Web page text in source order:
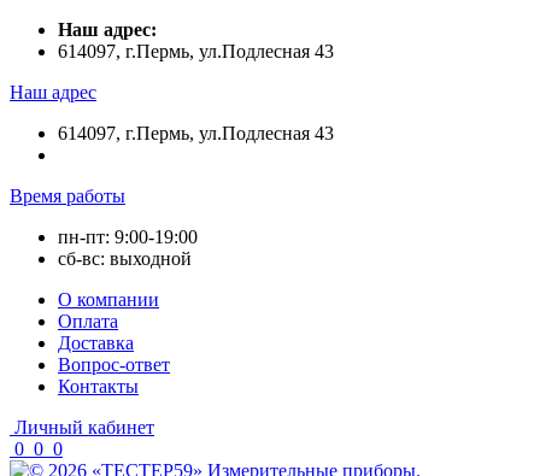
Наш адрес:
614097, г.Пермь, ул.Подлесная 43
Наш адрес
614097, г.Пермь, ул.Подлесная 43
Время работы
пн-пт: 9:00-19:00
сб-вс: выходной
О компании
Оплата
Доставка
Вопрос-ответ
Контакты
Личный кабинет
0 0 0